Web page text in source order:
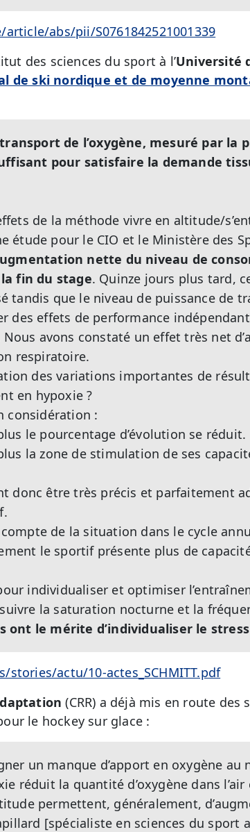
abs/pii/S0761842521001339
des sciences du sport à l’Université
de ski nordique et de moyenne
de l’oxygène, mesuré par la
pour satisfaire la demande
de la méthode vivre en altitude/
étude pour le CIO et le Ministère des
nette du niveau de
fin du stage. Quinze jours plus tard,
tandis que le niveau de puissance de
des effets de performance
avons constaté un effet très net
respiratoire.
des variations importantes de
en hypoxie ?
considération :
le pourcentage d’évolution se réduit.
la zone de stimulation de ses
donc être très précis et parfaitement
de la situation dans le cycle
le sportif présente plus de
individualiser et optimiser
la saturation nocturne et la
ont le mérite d’individualiser le
actu/10-actes_SCHMITT.pdf
(CRR) a déjà mis en route des
le hockey sur glace :
un manque d’apport en oxygène au
réduit la quantité d’oxygène dans
permettent, généralement,
[spécialiste en sciences du sport